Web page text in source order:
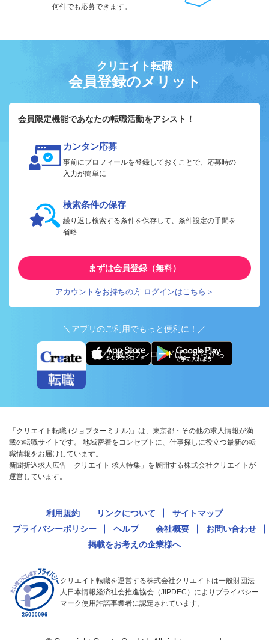
何件でも応募できます。
クリエイト転職
会員登録のメリット
会員限定機能であなたの転職活動をアシスト！
カンタン応募
事前にプロフィールを登録しておくことで、応募時の
入力が簡単に
検索条件の保存
繰り返し検索する条件を保存して、条件設定の手間を
省略
まずは会員登録（無料）
アカウントをお持ちの方 ログインはこちら＞
＼アプリのご利用でもっと便利に！／
アプリ版ダウンロードはこちらから
「クリエイト転職 (ジョブターミナル)」は、東京都・その他の求人情報が満
載の転職サイトです。 地域密着をコンセプトに、仕事探しに役立つ最新の転
職情報をお届けしています。
新聞折込求人広告「クリエイト 求人特集」を展開する株式会社クリエイトが
運営しています。
利用規約 リンクについて
サイトマップ
プライバシーポリシー
ヘルプ 会社概要
お問い合わせ
掲載をお考えの企業様へ
クリエイト転職を運営する株式会社クリエイトは一般財団法
人日本情報経済社会推進協会（JIPDEC）によりプライバシー
マーク使用許諾事業者に認定されています。